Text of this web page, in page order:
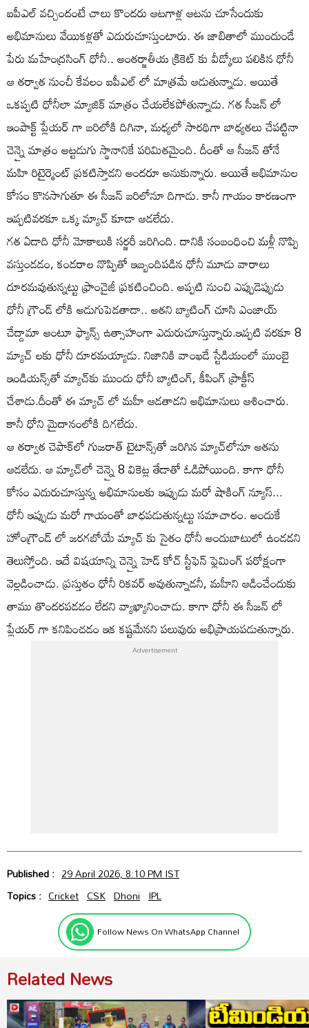
ఐపీఎల్ వచ్చిందంటే చాలు కొందరు ఆటగాళ్ల ఆటను చూసేందుకు
అభిమానులు వేయికళ్లతో ఎదురుచూస్తుంటారు. ఈ జాబితాలో ముందుండే
పేరు మహేంద్రసింగ్ ధోనీ.. అంతర్జాతీయ క్రికెట్ కు వీడ్కోలు పలికిన ధోనీ
ఆ తర్వాత నుంచీ కేవలం ఐపీఎల్ లో మాత్రమే ఆడుతున్నాడు. అయితే
ఒకప్పటి ధోనీలా మ్యాజిక్ మాత్రం చేయలేకపోతున్నాడు. గత సీజన్ లో
ఇంపాక్ట్ ప్లేయర్ గా బరిలోకి దిగినా, మధ్యలో సారథిగా బాధ్యతలు చేపట్టినా
చెన్నై మాత్రం అట్టడుగు స్థానానికే పరిమితమైంది. దీంతో ఆ సీజన్ తోనే
మహి రిటైర్మెంట్ ప్రకటిస్తాడని అందరూ అనుకున్నారు. అయితే అభిమానుల
కోసం కొనసాగుతూ ఈ సీజన్ బరిలోనూ దిగాడు. కానీ గాయం కారణంగా
ఇప్పటివరకూ ఒక్క మ్యాచ్ కూడా ఆడలేదు.
గత ఏడాది ధోనీ మోకాలుకి సర్జరీ జరిగింది. దానికి సంబంధించి మళ్లీ నొప్పి
వస్తుండడం, కండరాల నొప్పితో ఇబ్బందిపడిన ధోనీ మూడు వారాలు
దూరమవుతున్నట్టు ఫ్రాంచైజీ ప్రకటించింది. అప్పటి నుంచి ఎప్పుడెప్పుడు
ధోనీ గ్రౌండ్ లోకి అడుగుపెడతాడా.. అతని బ్యాటింగ్ చూసి ఎంజాయ్
చేద్దామా అంటూ ఫ్యాన్స్ ఉత్సాహంగా ఎదురుచూస్తున్నారు.ఇప్పటి వరకూ 8
మ్యాచ్ లకు ధోనీ దూరమయ్యాడు. నిజానికి వాంఖడే స్టేడియంలో ముంబై
ఇండియన్స్‌తో మ్యాచ్‌కు ముందు ధోనీ బ్యాటింగ్, కీపింగ్ ప్రాక్టీస్
చేశాడు.దీంతో ఈ మ్యాచ్ లో మహీ ఆడతాడని అభిమానులు ఆశించారు.
కానీ ధోని మైదానంలోకి దిగలేదు.
ఆ తర్వాత చెపాక్‌లో గుజరాత్ టైటాన్స్‌తో జరిగిన మ్యాచ్‌లోనూ అతను
ఆడలేదు. ఆ మ్యాచ్‌లో చెన్నై 8 వికెట్ల తేడాతో ఓడిపోయింది. కాగా ధోనీ
కోసం ఎదురుచూస్తున్న అభిమానులకు ఇప్పుడు మరో షాకింగ్ న్యూస్...
ధోనీ ఇప్పుడు మరో గాయంతో బాధపడుతున్నట్టు సమాచారం. అందుకే
హోంగ్రౌండ్ లో జరగబోయే మ్యాచ్ కు సైతం ధోనీ అందుబాటులో ఉండడని
తెలుస్తోంది. ఇదే విషయాన్ని చెన్నై హెడ్ కోచ్ స్టీఫెన్ ఫ్లెమింగ్ పరోక్షంగా
వెల్లడించాడు. ప్రస్తుతం ధోనీ రికవర్ అవుతున్నాడనీ, మహీని ఆడించేందుకు
తాము తొందరపడడం లేదని వ్యాఖ్యానించాడు. కాగా ధోనీ ఈ సీజన్ లో
ప్లేయర్ గా కనిపించడం ఇక కష్టమేనని పలువురు అభిప్రాయపడుతున్నారు.
Published : 29 April 2026, 8:10 PM IST
Topics : Cricket CSK Dhoni IPL
Follow News On WhatsApp Channel
Related News